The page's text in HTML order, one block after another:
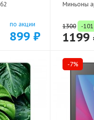
по акции
899 ₽
Миньоны
1300 -101
1199
-7%